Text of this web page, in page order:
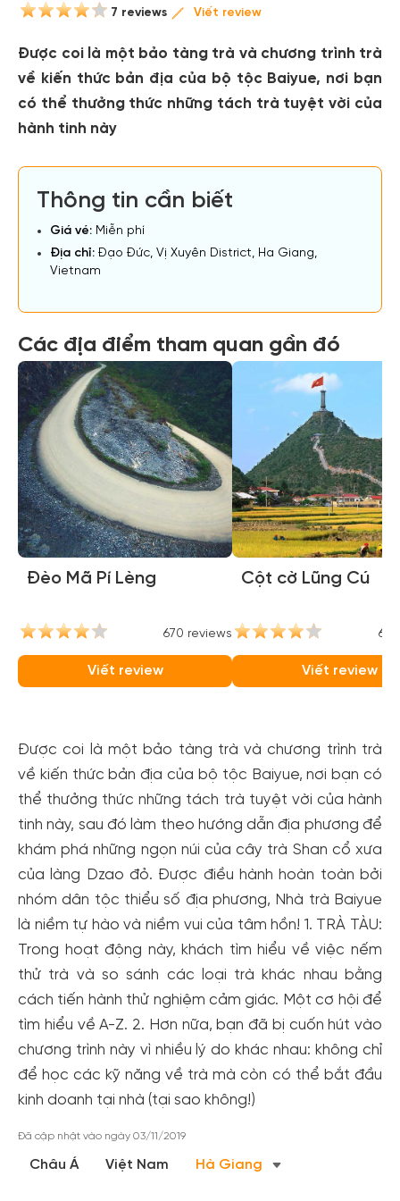
7 reviews Viết review
Được coi là một bảo tàng trà và chương trình trà
về kiến thức bản địa của bộ tộc Baiyue, nơi bạn
có thể thưởng thức những tách trà tuyệt vời của
hành tinh này
Thông tin cần biết
Giá vé: Miễn phí
Địa chỉ: Đạo Đức, Vị Xuyên District, Ha Giang,
Vietnam
Các địa điểm tham quan gần đó
Đèo Mã Pí Lèng
670 reviews
Viết review
Cột cờ Lũng Cú
Viết review
Được coi là một bảo tàng trà và chương trình trà
về kiến thức bản địa của bộ tộc Baiyue, nơi bạn có
thể thưởng thức những tách trà tuyệt vời của hành
tinh này, sau đó làm theo hướng dẫn địa phương để
khám phá những ngọn núi của cây trà Shan cổ xưa
của làng Dzao đỏ. Được điều hành hoàn toàn bởi
nhóm dân tộc thiểu số địa phương, Nhà trà Baiyue
là niềm tự hào và niềm vui của tâm hồn! 1. TRÀ TÀU:
Trong hoạt động này, khách tìm hiểu về việc nếm
thử trà và so sánh các loại trà khác nhau bằng
cách tiến hành thử nghiệm cảm giác. Một cơ hội để
tìm hiểu về A-Z. 2. Hơn nữa, bạn đã bị cuốn hút vào
chương trình này vì nhiều lý do khác nhau: không chỉ
để học các kỹ năng về trà mà còn có thể bắt đầu
kinh doanh tại nhà (tại sao không!)
Đã cập nhật vào ngày 03/11/2019
Châu Á Việt Nam Hà Giang